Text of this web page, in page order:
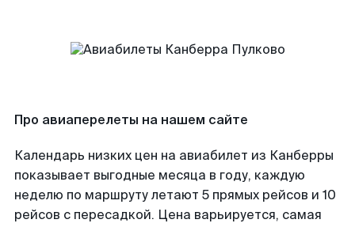
Про авиаперелеты на нашем сайте
Календарь низких цен на авиабилет из Канберры
показывает выгодные месяца в году, каждую
неделю по маршруту летают 5 прямых рейсов и 10
рейсов с пересадкой. Цена варьируется, самая